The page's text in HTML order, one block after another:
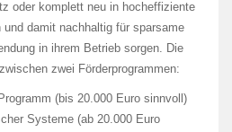
oder komplett neu in hocheffiziente
damit nachhaltig für sparsame
in ihrem Betrieb sorgen. Die
zwei Förderprogrammen:
(bis 20.000 Euro sinnvoll)
Systeme (ab 20.000 Euro